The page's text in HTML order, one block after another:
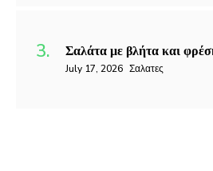
Σαλάτα με βλήτα και
July 17, 2026 Σαλατες